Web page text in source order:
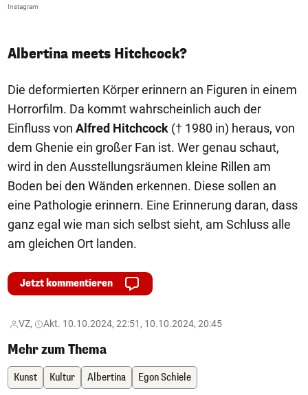
Instagram
Albertina meets Hitchcock?
Die deformierten Körper erinnern an Figuren in einem
Horrorfilm. Da kommt wahrscheinlich auch der
Einfluss von Alfred Hitchcock († 1980 in) heraus, von
dem Ghenie ein großer Fan ist. Wer genau schaut,
wird in den Ausstellungsräumen kleine Rillen am
Boden bei den Wänden erkennen. Diese sollen an
eine Pathologie erinnern. Eine Erinnerung daran, dass
ganz egal wie man sich selbst sieht, am Schluss alle
am gleichen Ort landen.
Jetzt kommentieren
VZ, Akt. 10.10.2024, 22:51, 10.10.2024, 20:45
Mehr zum Thema
Kunst Kultur Albertina Egon Schiele